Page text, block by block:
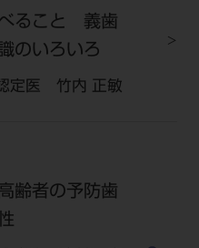
ること 義歯
のいろいろ
定医 竹内 正敏
齢者の予防歯